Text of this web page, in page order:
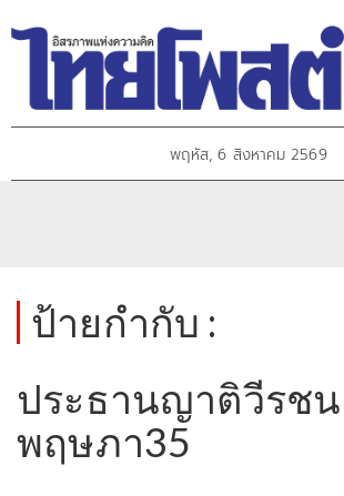
พฤหัส, 6 สิงหาคม 2569
ป้ายกำกับ :
ประธานญาติวีรชน
พฤษภา35